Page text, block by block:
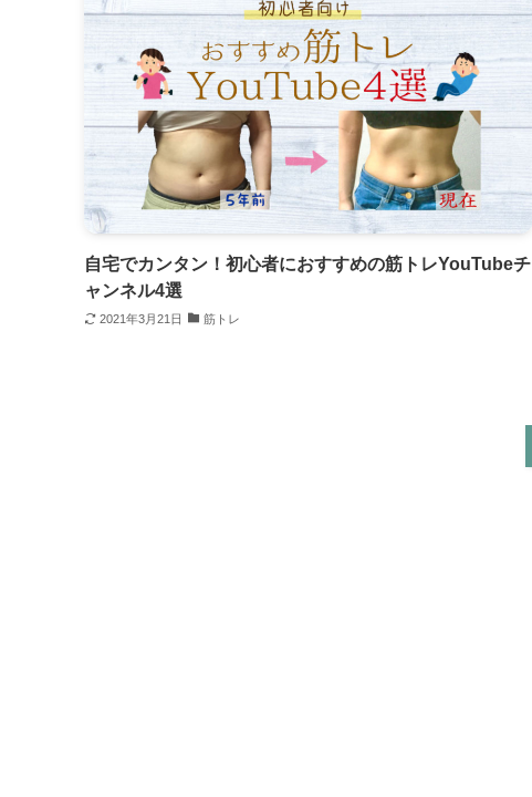
自宅でカンタン！初心者におすすめの筋トレYouTubeチ
ャンネル4選
2021年3月21日 筋トレ